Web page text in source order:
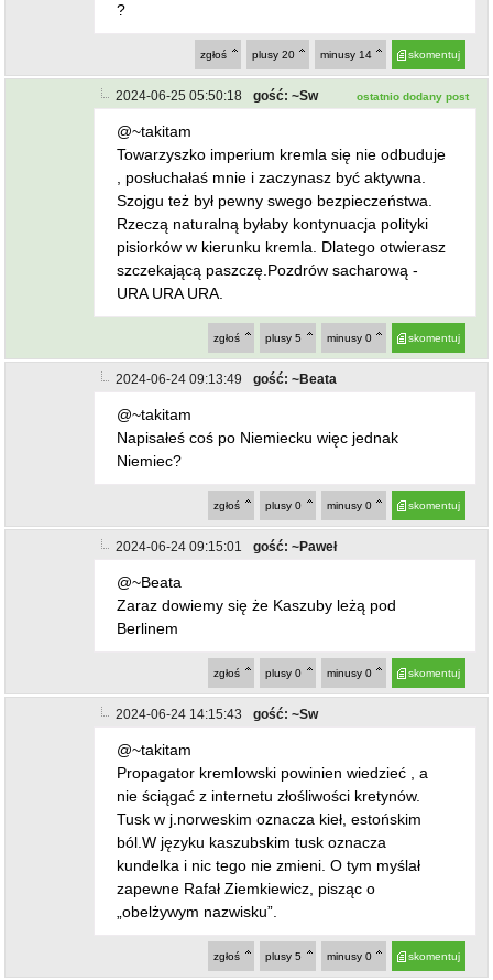
?
skomentuj
minusy 14
plusy 20
zgłoś
2024-06-25 05:50:18 gość: ~Sw ostatnio dodany post
@~takitam
Towarzyszko imperium kremla się nie odbuduje
, posłuchałaś mnie i zaczynasz być aktywna.
Szojgu też był pewny swego bezpieczeństwa.
Rzeczą naturalną byłaby kontynuacja polityki
pisiorków w kierunku kremla. Dlatego otwierasz
szczekającą paszczę.Pozdrów sacharową -
URA URA URA.
skomentuj
minusy 0
plusy 5
zgłoś
2024-06-24 09:13:49 gość: ~Beata
@~takitam
Napisałeś coś po Niemiecku więc jednak
Niemiec?
skomentuj
minusy 0
plusy 0
zgłoś
2024-06-24 09:15:01 gość: ~Paweł
@~Beata
Zaraz dowiemy się że Kaszuby leżą pod
Berlinem
skomentuj
minusy 0
plusy 0
zgłoś
2024-06-24 14:15:43 gość: ~Sw
@~takitam
Propagator kremlowski powinien wiedzieć , a
nie ściągać z internetu złośliwości kretynów.
Tusk w j.norweskim oznacza kieł, estońskim
ból.W języku kaszubskim tusk oznacza
kundelka i nic tego nie zmieni. O tym myślał
zapewne Rafał Ziemkiewicz, pisząc o
„obelżywym nazwisku”.
skomentuj
minusy 0
plusy 5
zgłoś